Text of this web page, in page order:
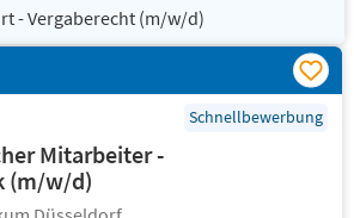
Schnellbewerbung
Mitarbeiter -
(m/w/d)